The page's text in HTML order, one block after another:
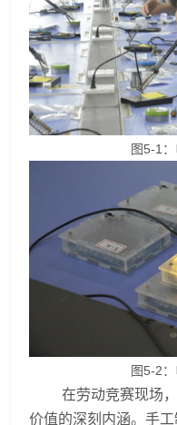
图5-1
图5-2
在劳动竞赛现场
价值的深刻内涵。手工